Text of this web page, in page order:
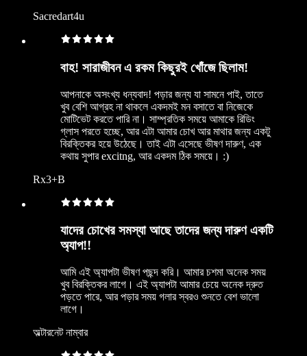
Sacredart4u
বাহ! সারাজীবন এ রকম কিছুরই খোঁজে ছিলাম!
আপনাকে অসংখ্য ধন্যবাদ! পড়ার জন্য যা সামনে পাই, তাতে
খুব বেশি আগ্রহ না থাকলে একদমই মন বসাতে বা নিজেকে
মোটিভেট করতে পারি না। সাম্প্রতিক সময়ে আমাকে রিডিং
গ্লাস পরতে হচ্ছে, আর এটা আমার চোখ আর মাথার জন্য একটু
বিরক্তিকর হয়ে উঠেছে। তাই এটা এসেছে ভীষণ দারুণ, এক
কথায় সুপার excitng, আর একদম ঠিক সময়ে। :)
Rx3+B
যাদের চোখের সমস্যা আছে তাদের জন্য দারুণ একটি
অ্যাপ!!
আমি এই অ্যাপটা ভীষণ পছন্দ করি। আমার চশমা অনেক সময়
খুব বিরক্তিকর লাগে। এই অ্যাপটা আমার চেয়ে অনেক দ্রুত
পড়তে পারে, আর পড়ার সময় গলার স্বরও শুনতে বেশ ভালো
লাগে।
অল্টারনেট নাম্বার